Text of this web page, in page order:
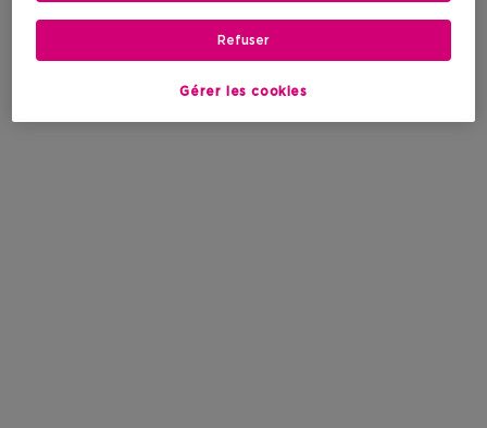
Gérer les cookies
Refuser